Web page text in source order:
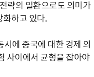
략의 일환으로도 의미가
화하고 있다.
에 중국에 대한 경제 의
사이에서 균형을 잡아야